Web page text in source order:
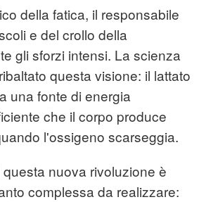
della fatica, il responsabile
e del crollo della
gli sforzi intensi. La scienza
questa visione: il lattato
una fonte di energia
che il corpo produce
l'ossigeno scarseggia.
nuova rivoluzione è
complessa da realizzare: